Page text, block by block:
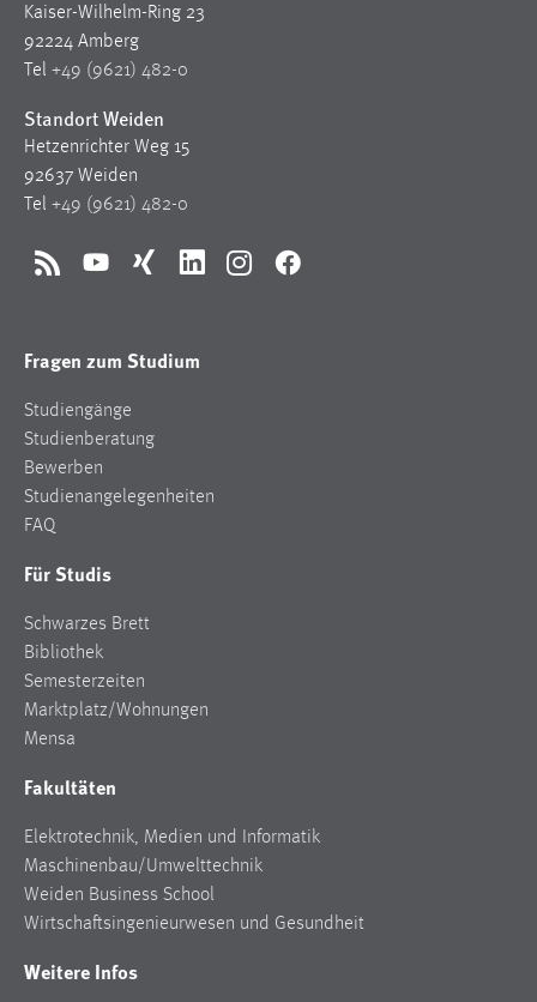
Kaiser-Wilhelm-Ring 23
92224 Amberg
Tel +49 (9621) 482-0
Standort Weiden
Hetzenrichter Weg 15
92637 Weiden
Tel +49 (9621) 482-0
RSS YouTubeXing LinkedInInstagramFacebook
Fragen zum Studium
Studiengänge
Studienberatung
Bewerben
Studienangelegenheiten
FAQ
Für Studis
Schwarzes Brett
Bibliothek
Semesterzeiten
Marktplatz/Wohnungen
Mensa
Fakultäten
Elektrotechnik, Medien und Informatik
Maschinenbau/Umwelttechnik
Weiden Business School
Wirtschaftsingenieurwesen und Gesundheit
Weitere Infos